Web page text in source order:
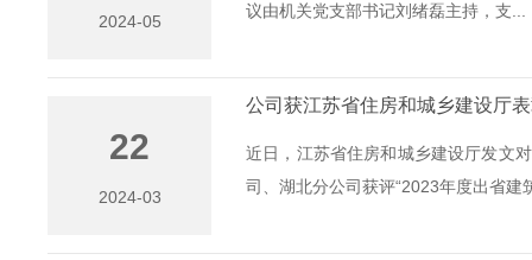
2024-05
议由机关党支部书记刘绪磊主持，支...
22
2024-03
公司获江苏省住房和城乡建设厅
近日，江苏省住房和城乡建设厅发文
司、湖北分公司获评“2023年度出省建